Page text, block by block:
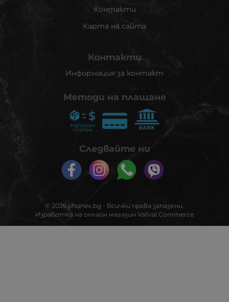
Контакти
Карта на сайта
Контакти
Информация за контакт
Методи на плащане
Следвайте ни
© 2026 phonex.bg - Всички права запазени.
Изработка на онлайн магазин Valival Commerce